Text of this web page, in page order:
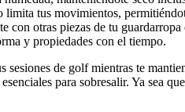
tus movimientos,
con otras piezas de tu
y propiedades con el tiempo.
de golf mientras te
para sobresalir. Ya sea